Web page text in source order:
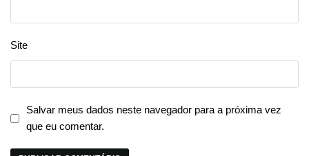
Site
Salvar meus dados neste navegador para a próxima vez
que eu comentar.